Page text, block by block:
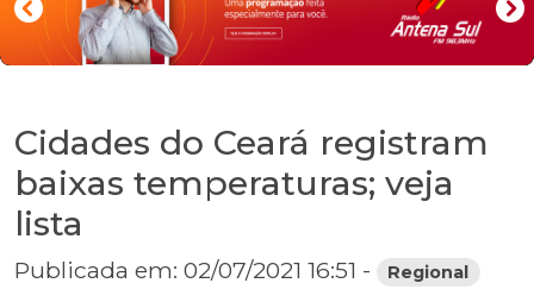
Cidades do Ceará registram
baixas temperaturas; veja
lista
Publicada em: 02/07/2021 16:51 - Regional